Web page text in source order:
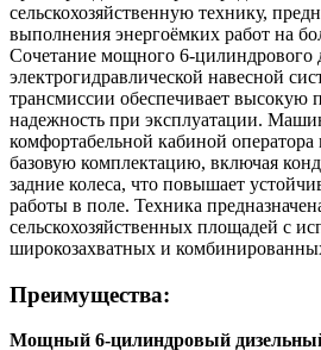
Тракторы данной серии
сельскохозяйственную технику,
выполнения энергоёмких работ на
Сочетание мощного 6-цилиндрового
электрогидравлической навесной
трансмиссии обеспечивает высокую
надежность при эксплуатации.
комфортабельной кабиной
базовую комплектацию, включая
задние колеса, что повышает
работы в поле. Техника
сельскохозяйственных площадей с
Преимущества: